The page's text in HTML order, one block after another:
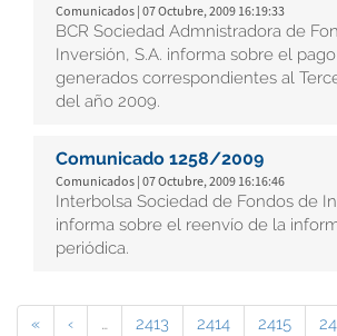
Comunicados | 07 Octubre, 2009 16:19:33
BCR Sociedad Admnistradora de
Inversión, S.A. informa sobre el
generados correspondientes al
del año 2009.
Comunicado 1258/2009
Comunicados | 07 Octubre, 2009 16:16:46
Interbolsa Sociedad de Fondos de
informa sobre el reenvío de la
periódica.
« ‹ … 2413 2414 2415